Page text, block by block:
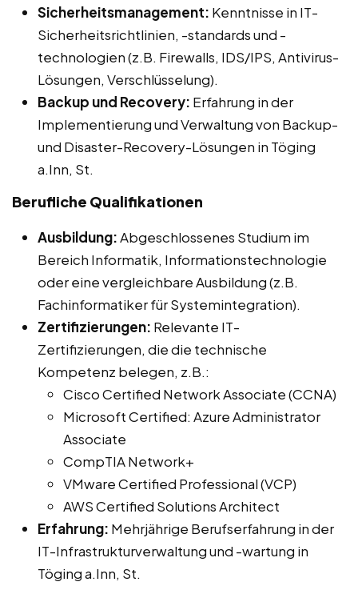
Sicherheitsmanagement: Kenntnisse in IT-
Sicherheitsrichtlinien, -standards und -
technologien (z.B. Firewalls, IDS/IPS, Antivirus-
Lösungen, Verschlüsselung).
Backup und Recovery: Erfahrung in der
Implementierung und Verwaltung von Backup-
und Disaster-Recovery-Lösungen in Töging
a.Inn, St.
Berufliche Qualifikationen
Ausbildung:Abgeschlossenes Studium im
Bereich Informatik, Informationstechnologie
oder eine vergleichbare Ausbildung (z.B.
Fachinformatiker für Systemintegration).
Zertifizierungen: Relevante IT-
Zertifizierungen, die die technische
Kompetenz belegen, z.B.:
Cisco Certified Network Associate (CCNA)
Microsoft Certified: Azure Administrator
Associate
CompTIA Network+
VMware Certified Professional (VCP)
AWS Certified Solutions Architect
Erfahrung: Mehrjährige Berufserfahrung in der
IT-Infrastrukturverwaltung und -wartung in
Töging a.Inn, St.